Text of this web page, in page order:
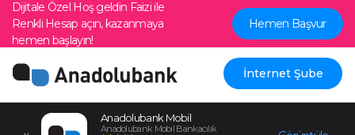
Dijitale Özel Hoş geldin Faizi ile
Renkli Hesap açın, kazanmaya
hemen başlayın!
Hemen Başvur
Anadolubank Mobil
Anadolubank Mobil Bankacılık
İnternet Şube